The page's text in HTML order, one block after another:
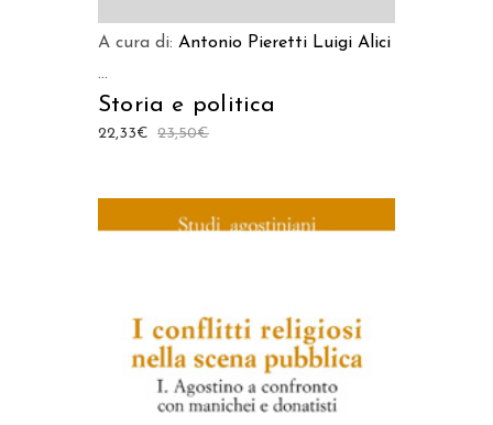
A cura di: Antonio Pieretti Luigi Alici
...
Storia e politica
23,50€
22,33€